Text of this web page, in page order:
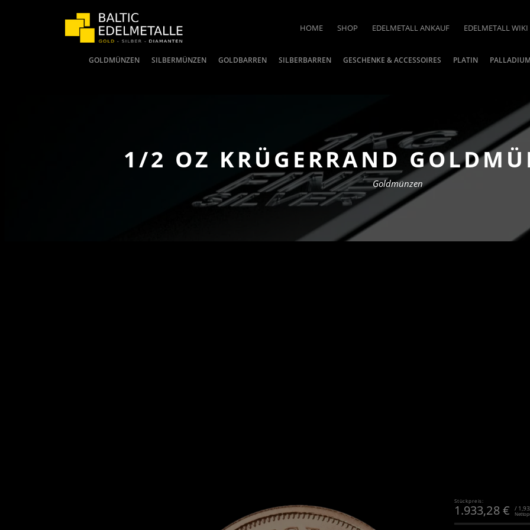
HOME SHOP EDELMETALL ANKAUF EDELMETALL WIKI
GOLDMÜNZEN SILBERMÜNZEN GOLDBARREN SILBERBARREN GESCHENKE & ACCESSOIRES PLATIN PALLADIUM
1/2 OZ KRÜGERRAND
Goldmünzen
Stückpreis:
1.933,28€ /